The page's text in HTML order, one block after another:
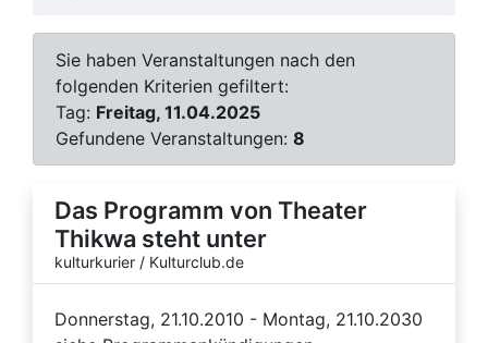
Sie haben Veranstaltungen nach den
folgenden Kriterien gefiltert:
Tag: Freitag, 11.04.2025
Gefundene Veranstaltungen: 8
Das Programm von Theater
Thikwa steht unter
kulturkurier / Kulturclub.de
Donnerstag, 21.10.2010 - Montag, 21.10.2030